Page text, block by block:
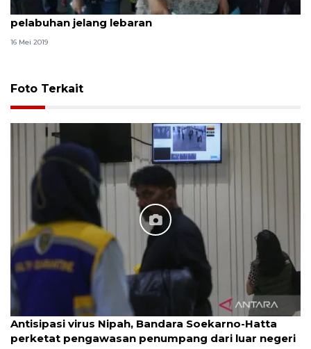
Pelindo Tanjungpinang perketat pengawasan
pelabuhan jelang lebaran
16 Mei 2019
Foto Terkait
Antisipasi virus Nipah, Bandara Soekarno-Hatta
perketat pengawasan penumpang dari luar negeri